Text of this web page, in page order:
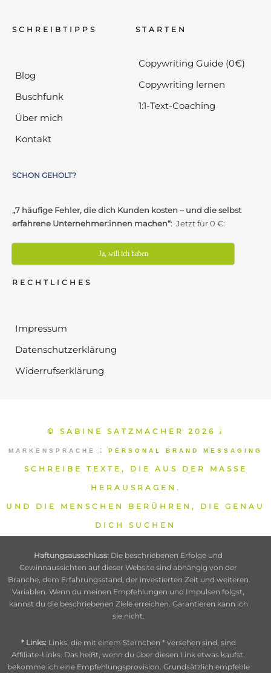
SCHREIBTIPPS
Blog
Buschfunk
Über mich
Kontakt
STARTEN
Copywriting Guide (0€)
Copywriting lernen
1:1-Text-Coaching
SCHON GEHOLT?
„7 häufige Fehler, die dich Kunden kosten – und die selbst
erfahrene Unternehmer:innen machen“: Jetzt für 0 €:
Ja, will ich haben
RECHTLICHES
Impressum
Datenschutzerklärung
Widerrufserklärung
© SABINE SATZMACHER 2026 ⁞
MARKENSPRACHE ⁞ PERSONAL BRAND MESSAGING
SCHREIBE TEXTE, DIE AUS DER MASSE
HERAUSRAGEN.
UND DIE MENSCHEN BERÜHREN, DIE GENAU
DICH SUCHEN
Haftungsausschluss: Die beschriebenen Erfolge und
Gewinnaussichten auf dieser Website sind abhängig von der
Branche, dem Erfahrungsstand, der investierten Zeit und weiteren
Variablen. Wenn du meinen Empfehlungen und Impulsen folgst,
kannst du die beschriebenen Ziele erreichen. Garantieren kann ich
sie nicht.
* Links:Links, die mit einem Sternchen * versehen sind, sind
Affiliate-Links. Das heißt, wenn du über diesen Link etwas kaufst,
bekomme ich eine Empfehlungsprovision. Grundsätzlich empfehle